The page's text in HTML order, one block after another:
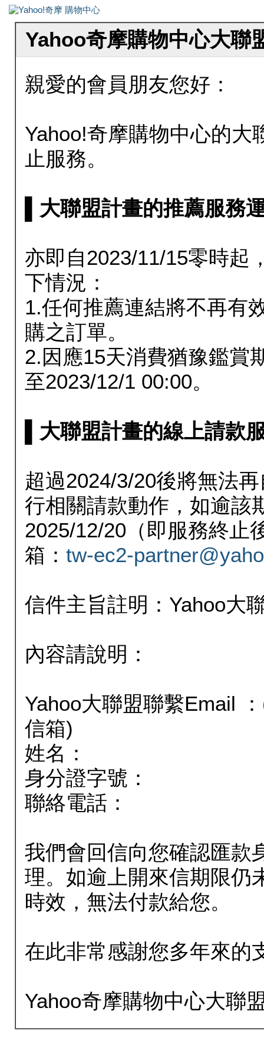
Yahoo奇摩購物中心大聯
親愛的會員朋友您好：
Yahoo!奇摩購物中心的大
止服務。
▌大聯盟計畫的推薦服務
亦即自2023/11/15零時起
下情況：
1.任何推薦連結將不再有
購之訂單。
2.因應15天消費猶豫鑑賞
至2023/12/1 00:00。
▌大聯盟計畫的線上請款
超過2024/3/20後將無法
行相關請款動作，如逾該
2025/12/20（即服務終止
箱： tw-ec2-
信件主旨註明：Yahoo大
內容請說明：
Yahoo大聯盟聯繫Email
信箱)
姓名：
身分證字號：
聯絡電話：
我們會回信向您確認匯款
理。如逾上開來信期限仍
時效，無法付款給您。
在此非常感謝您多年來的
Yahoo奇摩購物中心大